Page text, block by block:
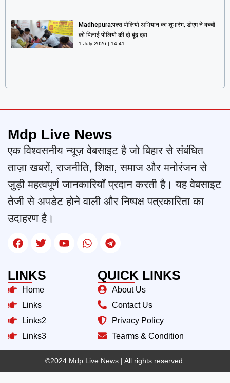
Madhepura:पल्स पोलियो अभियान का शुभारंभ, डीएम ने बच्चों
को पिलाई पोलियो की दो बूंद दवा
1 July 2026 14:41
Mdp Live News
एक विश्वसनीय न्यूज़ वेबसाइट है जो बिहार से संबंधित
ताज़ा खबरों, राजनीति, शिक्षा, समाज और मनोरंजन से
जुड़ी महत्वपूर्ण जानकारियाँ प्रदान करती है। यह वेबसाइट
तेजी से अपडेट होने वाली और निष्पक्ष पत्रकारिता का
उदाहरण है।
LINKS
Home
Links
Links2
Links3
QUICK LINKS
About Us
Contact Us
Privacy Policy
Tearms & Condition
©2024 Mdp Live News | All rights reserved